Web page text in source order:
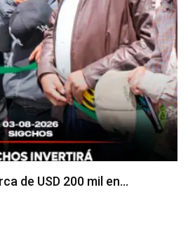
de USD 200 mil en…